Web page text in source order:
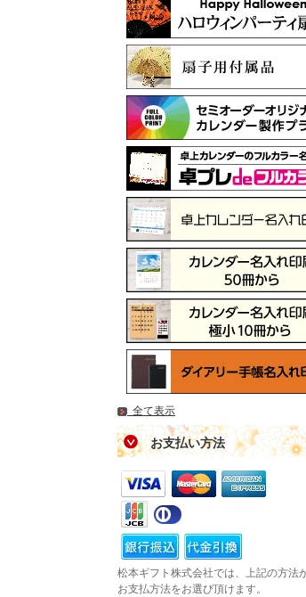
全て表示
お支払い方法
松本ギフト株式会社では、上記の方法
お支払方法をお選び頂けます。